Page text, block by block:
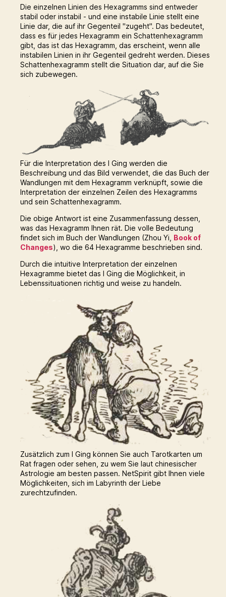
Die einzelnen Linien des Hexagramms sind entweder
stabil oder instabil - und eine instabile Linie stellt eine
Linie dar, die auf ihr Gegenteil "zugeht". Das bedeutet,
dass es für jedes Hexagramm ein Schattenhexagramm
gibt, das ist das Hexagramm, das erscheint, wenn alle
instabilen Linien in ihr Gegenteil gedreht werden. Dieses
Schattenhexagramm stellt die Situation dar, auf die Sie
sich zubewegen.
Für die Interpretation des I Ging werden die
Beschreibung und das Bild verwendet, die das Buch der
Wandlungen mit dem Hexagramm verknüpft, sowie die
Interpretation der einzelnen Zeilen des Hexagramms
und sein Schattenhexagramm.
Die obige Antwort ist eine Zusammenfassung dessen,
was das Hexagramm Ihnen rät. Die volle Bedeutung
findet sich im Buch der Wandlungen (Zhou Yi, Book of
Changes), wo die 64 Hexagramme beschrieben sind.
Durch die intuitive Interpretation der einzelnen
Hexagramme bietet das I Ging die Möglichkeit, in
Lebenssituationen richtig und weise zu handeln.
Zusätzlich zum I Ging können Sie auch Tarotkarten um
Rat fragen oder sehen, zu wem Sie laut chinesischer
Astrologie am besten passen. NetSpirit gibt Ihnen viele
Möglichkeiten, sich im Labyrinth der Liebe
zurechtzufinden.